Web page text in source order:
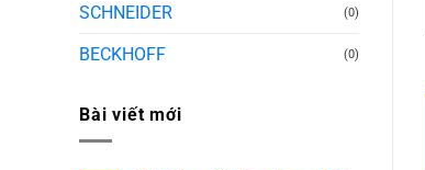
SCHNEIDER (0)
BECKHOFF (0)
Bài viết mới